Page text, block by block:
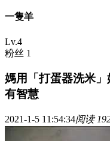
一隻羊
Lv.4
粉丝 1
媽用「打蛋器洗米
有智慧
2021-1-5 11:54:34阅读